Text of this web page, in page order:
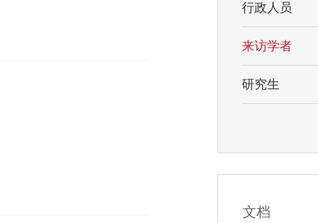
行政人员
来访学者
研究生
文档